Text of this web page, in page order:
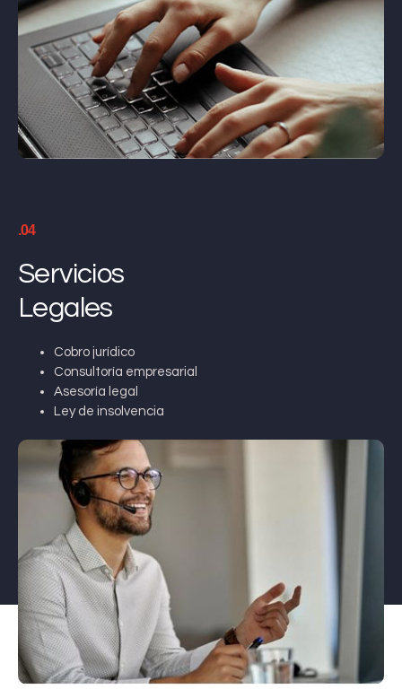
.04
Servicios
Legales
Cobro jurídico
Consultoría empresarial
Asesoría legal
Ley de insolvencia